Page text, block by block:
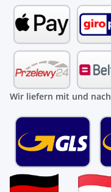
Wir liefern mit und nach